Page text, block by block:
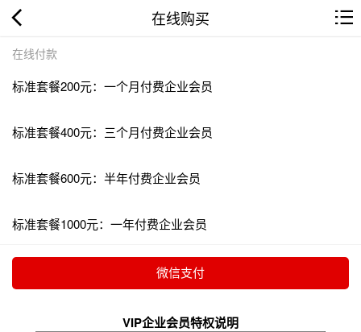
在线购买
在线付款
标准套餐200元：一个月付费企业会员
标准套餐400元：三个月付费企业会员
标准套餐600元：半年付费企业会员
标准套餐1000元：一年付费企业会员
VIP企业会员特权说明